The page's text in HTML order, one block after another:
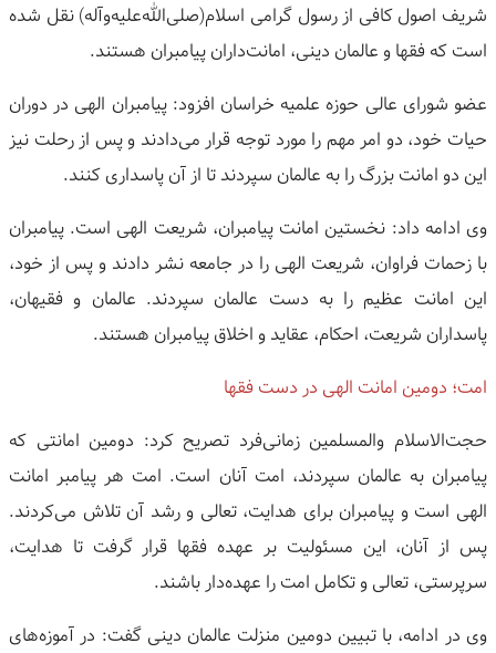
شریف اصول کافی از رسول گرامی اسلام(صلی‌الله‌علیه‌وآله) نقل شده
است که فقها و عالمان دینی، امانت‌داران پیامبران هستند.
عضو شورای عالی حوزه علمیه خراسان افزود: پیامبران الهی در دوران
حیات خود، دو امر مهم را مورد توجه قرار می‌دادند و پس از رحلت نیز
این دو امانت بزرگ را به عالمان سپردند تا از آن پاسداری کنند.
وی ادامه داد: نخستین امانت پیامبران، شریعت الهی است. پیامبران
با زحمات فراوان، شریعت الهی را در جامعه نشر دادند و پس از خود،
این امانت عظیم را به دست عالمان سپردند. عالمان و فقیهان،
پاسداران شریعت، احکام، عقاید و اخلاق پیامبران هستند.
امت؛ دومین امانت الهی در دست فقها
حجت‌الاسلام والمسلمین زمانی‌فرد تصریح کرد: دومین امانتی که
پیامبران به عالمان سپردند، امت آنان است. امت هر پیامبر امانت
الهی است و پیامبران برای هدایت، تعالی و رشد آن تلاش می‌کردند.
پس از آنان، این مسئولیت بر عهده فقها قرار گرفت تا هدایت،
سرپرستی، تعالی و تکامل امت را عهده‌دار باشند.
وی در ادامه، با تبیین دومین منزلت عالمان دینی گفت: در آموزه‌های